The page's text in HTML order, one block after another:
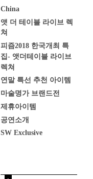
China
앳 더 테이블 라이브 렉
쳐
피즘2018 한국개최 특
집- 앳더테이블 라이브
렉쳐
연말 특선 추천 아이템
마술명가 브랜드전
제휴아이템
공연소개
SW Exclusive